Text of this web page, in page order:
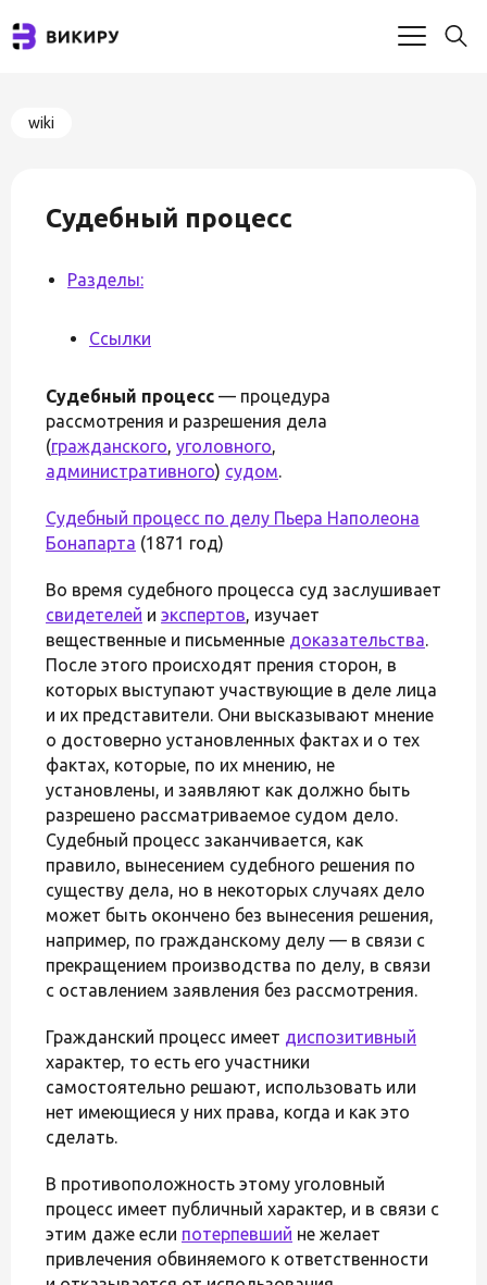
wiki
Судебный процесс
Разделы:
Ссылки
Судебный процесс — процедура
рассмотрения и разрешения дела
(гражданского, уголовного,
административного) судом.
Судебный процесс по делу Пьера Наполеона
Бонапарта (1871 год)
Во время судебного процесса суд заслушивает
свидетелей и экспертов, изучает
вещественные и письменные доказательства.
После этого происходят прения сторон, в
которых выступают участвующие в деле лица
и их представители. Они высказывают мнение
о достоверно установленных фактах и о тех
фактах, которые, по их мнению, не
установлены, и заявляют как должно быть
разрешено рассматриваемое судом дело.
Судебный процесс заканчивается, как
правило, вынесением судебного решения по
существу дела, но в некоторых случаях дело
может быть окончено без вынесения решения,
например, по гражданскому делу — в связи с
прекращением производства по делу, в связи
с оставлением заявления без рассмотрения.
Гражданский процесс имеет диспозитивный
характер, то есть его участники
самостоятельно решают, использовать или
нет имеющиеся у них права, когда и как это
сделать.
В противоположность этому уголовный
процесс имеет публичный характер, и в связи с
этим даже если потерпевший не желает
привлечения обвиняемого к ответственности